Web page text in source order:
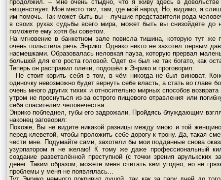
продолжил. – Мне очень стыдно, что я живу здесь в
нищенствует. Моё место там, там, где мой народ. Но, видимо, я
им помочь. Так может быть вы – лучшие представители рода
в своих руках судьбы всего мира, может быть вы снизойдёте до
поможете ему хотя бы советом.
На мгновение в банкетном зале повисла тишина, которую тут же
очень польстила речь Энрико. Однако никто не захотел первым
насмешками. Образовалась неловкая пауза, которую прервал
большой для его роста головой. Одет он был не так богато, как
Теперь он расправил плечи, подошёл к Энрико и проговорил:
– Не стоит корить себя в том, в чём никогда не был виноват.
одиночку невозможно будет вернуть себе власть, а стать во главе
очень много других тихих и относительно мирных способов
утром не проснуться из-за острого пищевого отравления или
себя спасителем человечества...
Энрико побледнел, губы его задрожали. Пройдясь блуждающим
наконец заговорил:
Похоже, Вы не видите никакой разницы между мною и той
перед клеветой, чтобы проложить себе дорогу к трону. Да, такая
чести мне. Подумайте сами, захотели бы мои подданные снова
узурпатором я не желаю! К тому же даже профессиональный
создание разветвлённой преступной (с точки зрения арулькских
денег. Таким образом, можете меня считать кем угодно, но не
проблемы у меня не появлялась...